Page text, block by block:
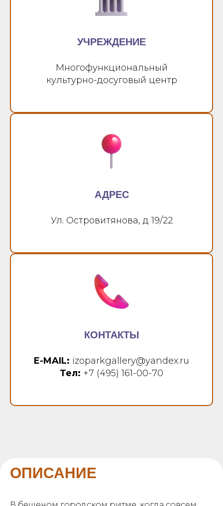
УЧРЕЖДЕНИЕ
Многофункциональный
культурно-досуговый центр
АДРЕС
Ул. Островитянова, д 19/22
КОНТАКТЫ
E-MAIL: izoparkgallery@yandex.ru
Тел: +7 (495) 161-00-70
ОПИСАНИЕ